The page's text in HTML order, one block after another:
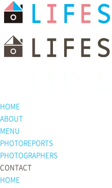
HOME
ABOUT
MENU
PHOTOREPORTS
PHOTOGRAPHERS
CONTACT
HOME